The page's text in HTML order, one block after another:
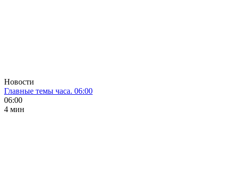
Новости
Главные темы часа. 06:00
06:00
4 мин